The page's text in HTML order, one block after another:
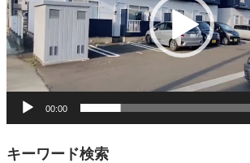
ー
ヤ
ー
00:00
キーワード検索